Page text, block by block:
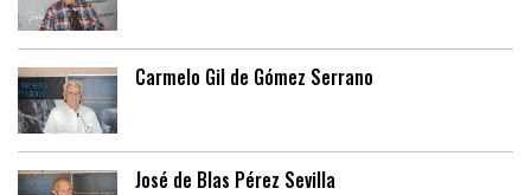
Carmelo Gil de Gómez Serrano
José de Blas Pérez Sevilla